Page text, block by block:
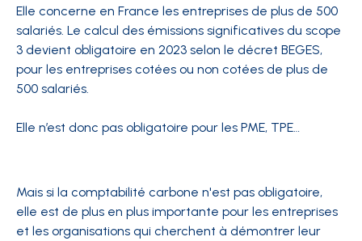
Elle concerne en France les entreprises de plus de 500
salariés. Le calcul des émissions significatives du scope
3 devient obligatoire en 2023 selon le décret BEGES,
pour les entreprises cotées ou non cotées de plus de
500 salariés.
Elle n’est donc pas obligatoire pour les PME, TPE…
Mais si la comptabilité carbone n'est pas obligatoire,
elle est de plus en plus importante pour les entreprises
et les organisations qui cherchent à démontrer leur